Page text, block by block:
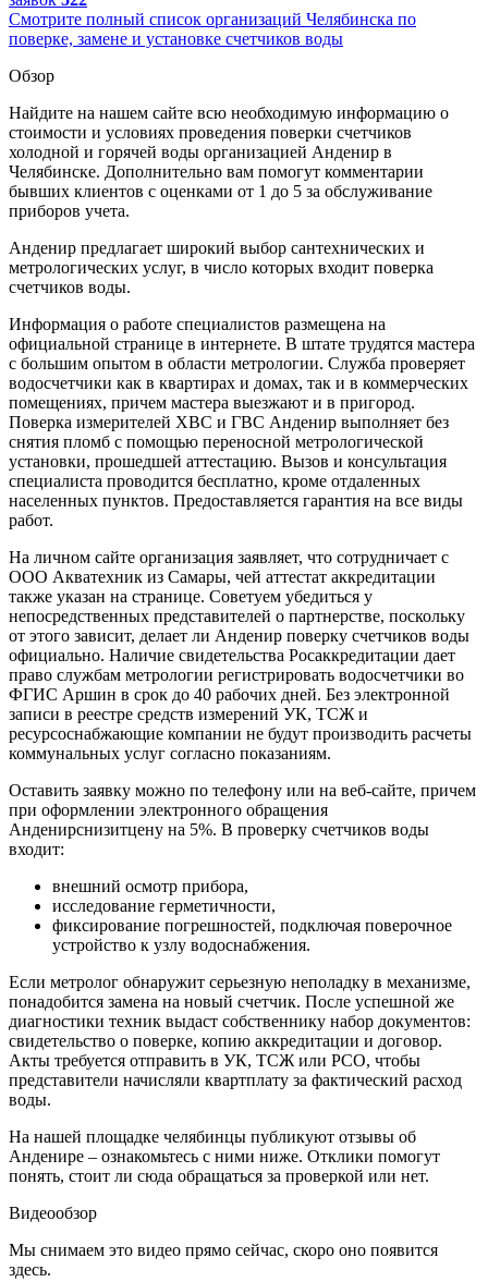
Смотрите полный список организаций Челябинска по
поверке, замене и установке счетчиков воды
Обзор
Найдите на нашем сайте всю необходимую информацию о
стоимости и условиях проведения поверки счетчиков
холодной и горячей воды организацией Анденир в
Челябинске. Дополнительно вам помогут комментарии
бывших клиентов с оценками от 1 до 5 за обслуживание
приборов учета.
Анденир предлагает широкий выбор сантехнических и
метрологических услуг, в число которых входит поверка
счетчиков воды.
Информация о работе специалистов размещена на
официальной странице в интернете. В штате трудятся мастера
с большим опытом в области метрологии. Служба проверяет
водосчетчики как в квартирах и домах, так и в коммерческих
помещениях, причем мастера выезжают и в пригород.
Поверка измерителей ХВС и ГВС Анденир выполняет без
снятия пломб с помощью переносной метрологической
установки, прошедшей аттестацию. Вызов и консультация
специалиста проводится бесплатно, кроме отдаленных
населенных пунктов. Предоставляется гарантия на все виды
работ.
На личном сайте организация заявляет, что сотрудничает с
ООО Акватехник из Самары, чей аттестат аккредитации
также указан на странице. Советуем убедиться у
непосредственных представителей о партнерстве, поскольку
от этого зависит, делает ли Анденир поверку счетчиков воды
официально. Наличие свидетельства Росаккредитации дает
право службам метрологии регистрировать водосчетчики во
ФГИС Аршин в срок до 40 рабочих дней. Без электронной
записи в реестре средств измерений УК, ТСЖ и
ресурсоснабжающие компании не будут производить расчеты
коммунальных услуг согласно показаниям.
Оставить заявку можно по телефону или на веб-сайте, причем
при оформлении электронного обращения
Анденирснизитцену на 5%. В проверку счетчиков воды
входит:
внешний осмотр прибора,
исследование герметичности,
фиксирование погрешностей, подключая поверочное
устройство к узлу водоснабжения.
Если метролог обнаружит серьезную неполадку в механизме,
понадобится замена на новый счетчик. После успешной же
диагностики техник выдаст собственнику набор документов:
свидетельство о поверке, копию аккредитации и договор.
Акты требуется отправить в УК, ТСЖ или РСО, чтобы
представители начисляли квартплату за фактический расход
воды.
На нашей площадке челябинцы публикуют отзывы об
Анденире – ознакомьтесь с ними ниже. Отклики помогут
понять, стоит ли сюда обращаться за проверкой или нет.
Видеообзор
Мы снимаем это видео прямо сейчас, скоро оно появится
здесь.